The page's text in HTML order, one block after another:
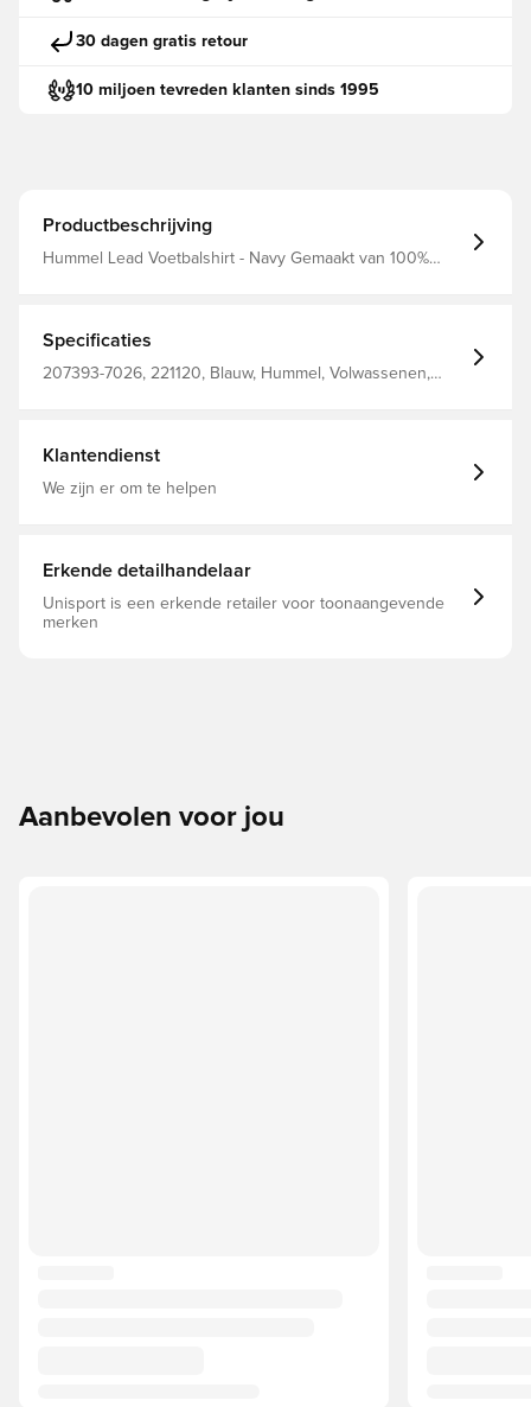
30 dagen gratis retour
10 miljoen tevreden klanten sinds 1995
Productbeschrijving
Hummel Lead Voetbalshirt - Navy Gemaakt van 100%
Specificaties
207393-7026, 221120, Blauw, Hummel, Volwassenen,
Klantendienst
We zijn er om te helpen
Erkende detailhandelaar
Unisport is een erkende retailer voor toonaangevende
merken
Aanbevolen voor jou